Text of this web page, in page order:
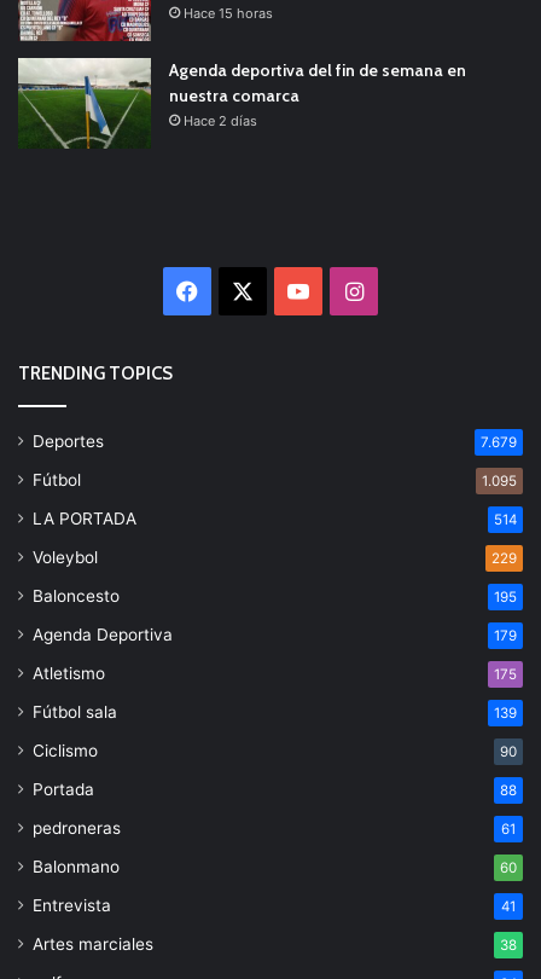
Hace 15 horas
Agenda deportiva del fin de semana en
nuestra comarca
Hace 2 días
Facebook YouTubeInstagram
TRENDING TOPICS
Deportes 7.679
Fútbol 1.095
LA PORTADA 514
Voleybol 229
Baloncesto 195
Agenda Deportiva 179
Atletismo 175
Fútbol sala 139
Ciclismo 90
Portada 88
pedroneras 61
Balonmano 60
Entrevista 41
Artes marciales 38